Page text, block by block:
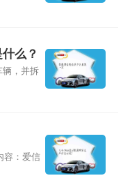
么？
辆，并拆
容：爱信